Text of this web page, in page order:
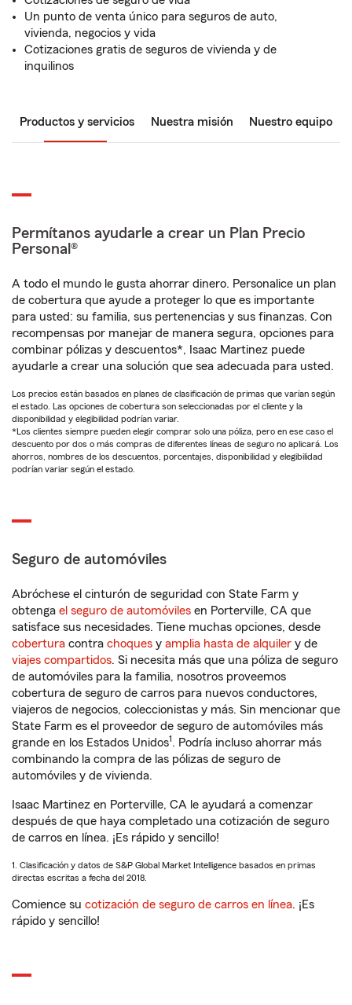
Un punto de venta único para seguros de auto,
vivienda, negocios y vida
Cotizaciones gratis de seguros de vivienda y de
inquilinos
Productos y servicios Nuestra misión Nuestro equipo
Permítanos ayudarle a crear un Plan Precio
Personal®
A todo el mundo le gusta ahorrar dinero. Personalice un plan
de cobertura que ayude a proteger lo que es importante
para usted: su familia, sus pertenencias y sus finanzas. Con
recompensas por manejar de manera segura, opciones para
combinar pólizas y descuentos*, Isaac Martinez puede
ayudarle a crear una solución que sea adecuada para usted.
Los precios están basados en planes de clasificación de primas que varían según
el estado. Las opciones de cobertura son seleccionadas por el cliente y la
disponibilidad y elegibilidad podrían variar.
*Los clientes siempre pueden elegir comprar solo una póliza, pero en ese caso el
descuento por dos o más compras de diferentes líneas de seguro no aplicará. Los
ahorros, nombres de los descuentos, porcentajes, disponibilidad y elegibilidad
podrían variar según el estado.
Seguro de automóviles
Abróchese el cinturón de seguridad con State Farm y
obtenga el seguro de automóviles en Porterville, CA que
satisface sus necesidades. Tiene muchas opciones, desde
cobertura contra choques y amplia hasta de alquiler y de
viajes compartidos. Si necesita más que una póliza de seguro
de automóviles para la familia, nosotros proveemos
cobertura de seguro de carros para nuevos conductores,
viajeros de negocios, coleccionistas y más. Sin mencionar que
State Farm es el proveedor de seguro de automóviles más
grande en los Estados Unidos1. Podría incluso ahorrar más
combinando la compra de las pólizas de seguro de
automóviles y de vivienda.
Isaac Martinez en Porterville, CA le ayudará a comenzar
después de que haya completado una cotización de seguro
de carros en línea. ¡Es rápido y sencillo!
1. Clasificación y datos de S&P Global Market Intelligence basados en primas
directas escritas a fecha del 2018.
Comience su cotización de seguro de carros en línea. ¡Es
rápido y sencillo!